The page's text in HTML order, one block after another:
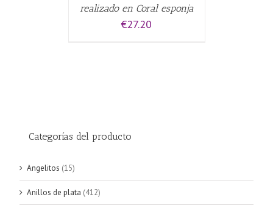
realizado en Coral esponja
€27.20
Categorías del producto
Angelitos (15)
Anillos de plata (412)